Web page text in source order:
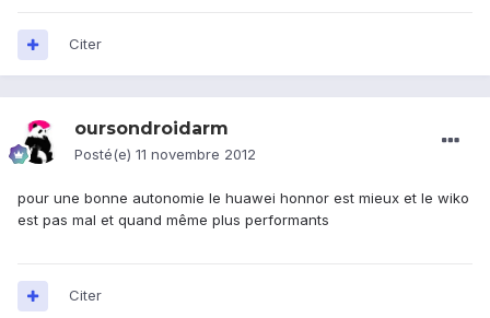
Citer
oursondroidarm
Posté(e) 11 novembre 2012
pour une bonne autonomie le huawei honnor est mieux et le wiko
est pas mal et quand même plus performants
Citer